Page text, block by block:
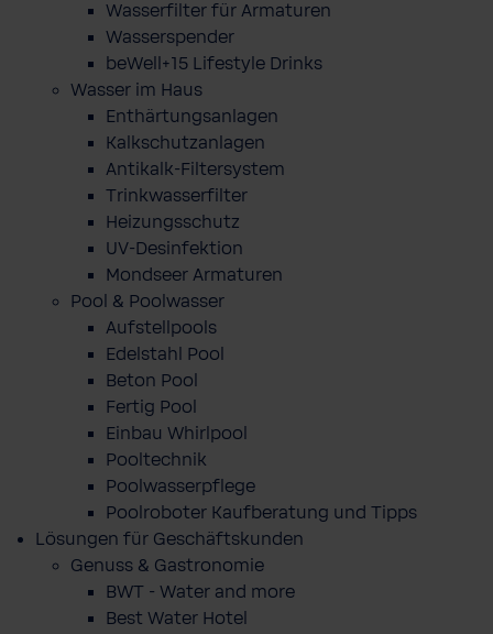
Wasserfilter für Armaturen
Wasserspender
beWell+15 Lifestyle Drinks
Wasser im Haus
Enthärtungsanlagen
Kalkschutzanlagen
Antikalk-Filtersystem
Trinkwasserfilter
Heizungsschutz
UV-Desinfektion
Mondseer Armaturen
Pool & Poolwasser
Aufstellpools
Edelstahl Pool
Beton Pool
Fertig Pool
Einbau Whirlpool
Pooltechnik
Poolwasserpflege
Poolroboter Kaufberatung und Tipps
Lösungen für Geschäftskunden
Genuss & Gastronomie
BWT - Water and more
Best Water Hotel